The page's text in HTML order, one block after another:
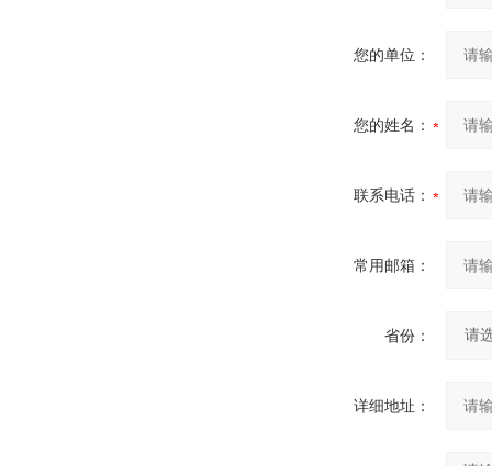
您的单位：
您的姓名：
联系电话：
常用邮箱：
省份：
详细地址：